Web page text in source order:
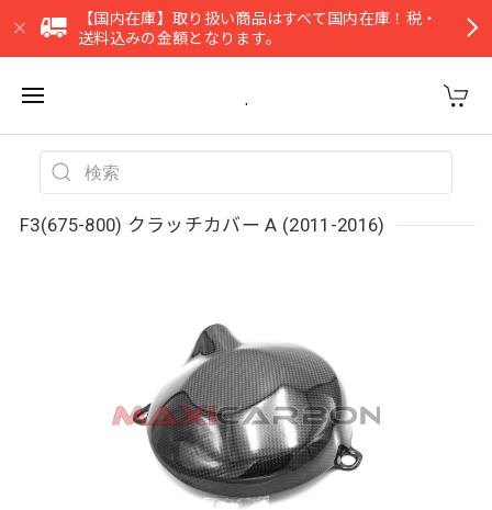
【国内在庫】取り扱い商品はすべて国内在庫！税・
送料込みの金額となります。
.
F3(675-800) クラッチカバー A (2011-2016)